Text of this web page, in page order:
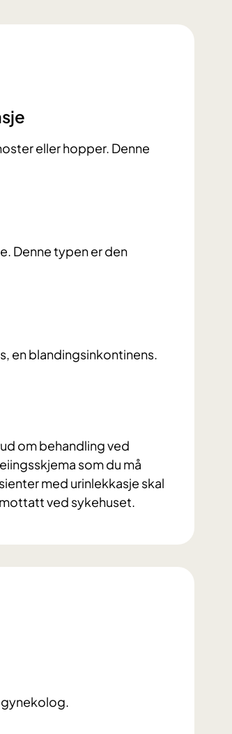
eller hopper. Denne
Denne typen er den
en blandingsinkontinens.
om behandling ved
som du må
med urinlekkasje skal
ved sykehuset.
gynekolog.